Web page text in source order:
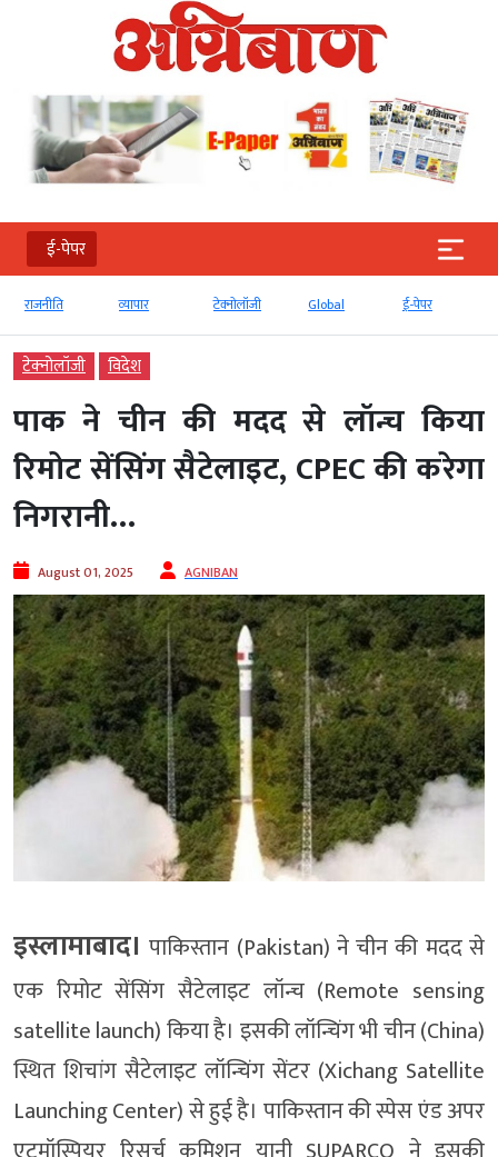
ई-पेपर
राजनीति व्‍यापार टेक्‍नोलॉजी Global ई-पेपर
टेक्‍नोलॉजी विदेश
पाक ने चीन की मदद से लॉन्च किया
रिमोट सेंसिंग सैटेलाइट, CPEC की करेगा
निगरानी…
August 01, 2025 AGNIBAN
इस्लामाबाद। पाकिस्तान (Pakistan) ने चीन की मदद से
एक रिमोट सेंसिंग सैटेलाइट लॉन्च (Remote sensing
satellite launch) किया है। इसकी लॉन्चिंग भी चीन (China)
स्थित शिचांग सैटेलाइट लॉन्चिंग सेंटर (Xichang Satellite
Launching Center) से हुई है। पाकिस्तान की स्पेस एंड अपर